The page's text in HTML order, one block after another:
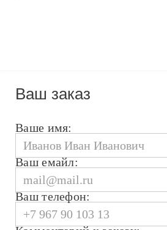
Ваш заказ
Ваше имя:
Ваш емайл:
Ваш телефон: